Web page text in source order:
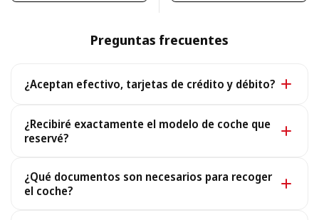
Preguntas frecuentes
¿Aceptan efectivo, tarjetas de crédito y débito?
de crédito y débito.
¿Recibiré exactamente el modelo de coche que
reservé?
el raro caso de que no esté disponible, te ofrecemos
un coche similar o superior en las mismas condiciones
¿Qué documentos son necesarios para recoger
el coche?